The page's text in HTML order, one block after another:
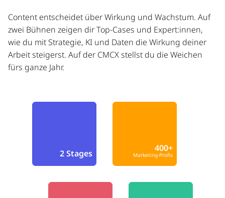
Content entscheidet über Wirkung und Wachstum. Auf
zwei Bühnen zeigen dir Top-Cases und Expert:innen,
wie du mit Strategie, KI und Daten die Wirkung deiner
Arbeit steigerst. Auf der CMCX stellst du die Weichen
fürs ganze Jahr.
2 Stages 400+
Marketing-Profis